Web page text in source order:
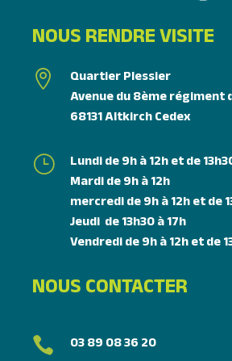
NOUS RENDRE VISITE

Quartier Plessier
Avenue du 8ème régiment
68131 Altkirch Cedex
}
Lundi de 9h à 12h et de
Mardi de 9h à 12h
mercredi de 9h à 12h et de
Jeudi de 13h30 à 17h
Vendredi de 9h à 12h et de
NOUS CONTACTER
 03 89 08 36 20